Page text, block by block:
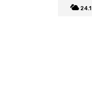
24.1